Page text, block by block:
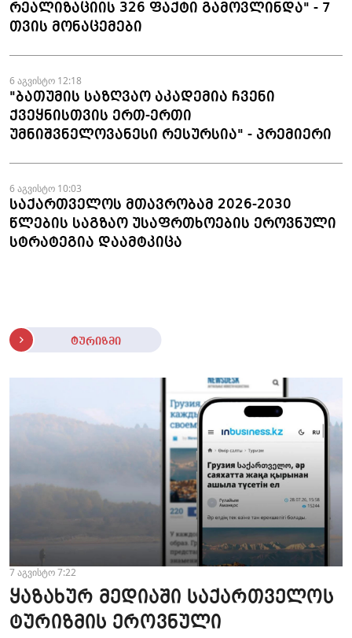
რეალიზაციის 326 ფაქტი გამოვლინდა" - 7
თვის მონაცემები
6 აგვისტო 12:18
"ბათუმის საზღვაო აკადემია ჩვენი
ქვეყნისთვის ერთ-ერთი
უმნიშვნელოვანესი რესურსია" - პრემიერი
6 აგვისტო 10:03
საქართველოს მთავრობამ 2026-2030
წლების საგზაო უსაფრთხოების ეროვნული
სტრატეგია დაამტკიცა
ტურიზმი
7 აგვისტო 7:22
ყაზახურ მედიაში საქართველოს
ტურიზმის ეროვნული